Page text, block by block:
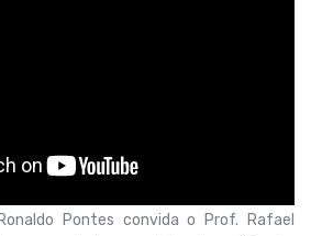
Pontes convida o Prof. Rafael